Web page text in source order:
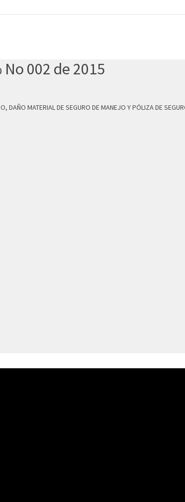
002 de 2015
MATERIAL DE SEGURO DE MANEJO Y PÓLIZA DE